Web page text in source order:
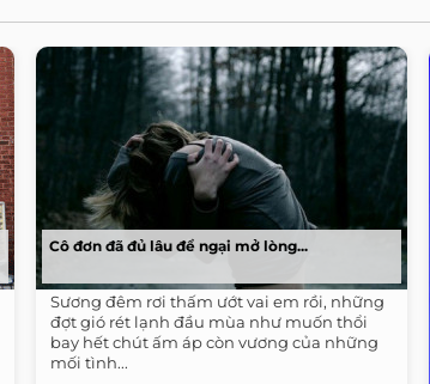
Cô đơn đã đủ lâu để ngại mở lòng...
Sương đêm rơi thấm ướt vai em rồi, những
đợt gió rét lạnh đầu mùa như muốn thổi
bay hết chút ấm áp còn vương của những
mối tình...